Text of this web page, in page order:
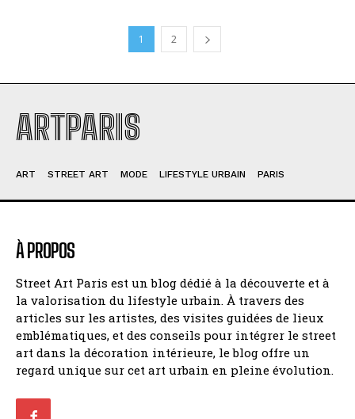
1 2
ARTPARIS
ART STREET ART MODE LIFESTYLE URBAIN PARIS
À PROPOS
Street Art Paris est un blog dédié à la découverte et à
la valorisation du lifestyle urbain. À travers des
articles sur les artistes, des visites guidées de lieux
emblématiques, et des conseils pour intégrer le street
art dans la décoration intérieure, le blog offre un
regard unique sur cet art urbain en pleine évolution.